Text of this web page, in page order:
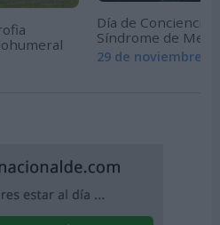
Día de
Síndrome de
29 de noviembre